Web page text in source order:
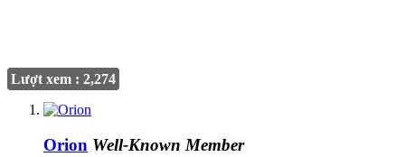
Lượt xem : 2,274
Orion Well-Known Member